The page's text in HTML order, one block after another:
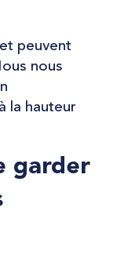
peuvent
nous
la hauteur
garder